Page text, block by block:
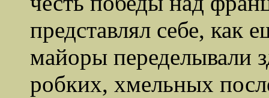
представлял себе, как
майоры переделывали
робких, хмельных